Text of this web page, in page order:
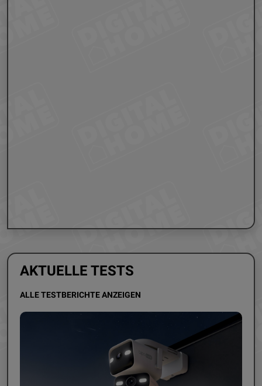
AKTUELLE TESTS
ALLE TESTBERICHTE ANZEIGEN